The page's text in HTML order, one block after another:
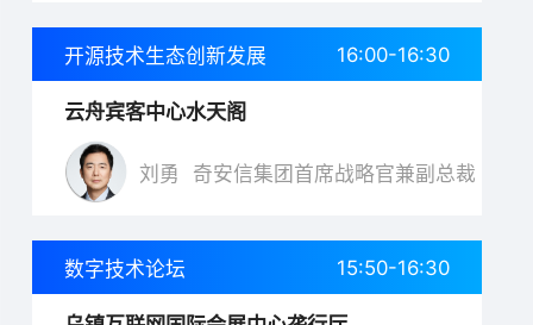
开源技术生态创新发展 16:00-16:30
云舟宾客中心水天阁
刘勇 奇安信集团首席战略官兼副总裁
数字技术论坛 15:50-16:30